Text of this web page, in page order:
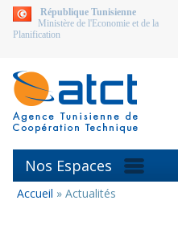
aller au
République Tunisienne
Ministère de l'Economie et de la
Planification
Nos Espaces
Vous
Accueil » Actualités